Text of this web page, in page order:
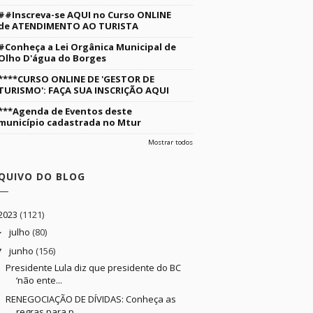
se AQUI no Curso ONLINE
ATENDIMENTO AO TURISTA
a Lei Orgânica Municipal de
D'água do Borges
ONLINE DE 'GESTOR DE
FAÇA SUA INSCRIÇÃO AQUI
de Eventos deste
cadastrada no Mtur
Mostrar todos
DO BLOG
(1121)
julho (80)
junho (156)
Presidente Lula diz que presidente do BC
‘não ente...
RENEGOCIAÇÃO DE DÍVIDAS: Conheça as